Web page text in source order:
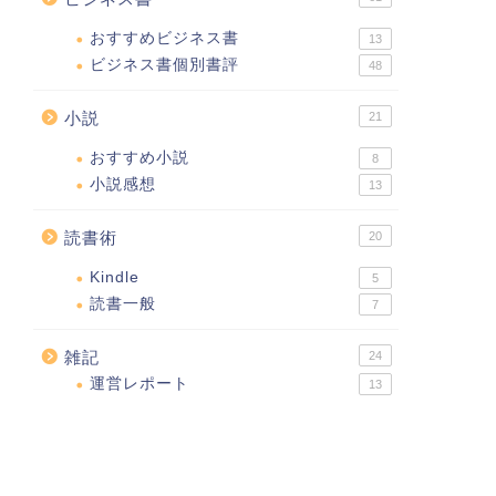
おすすめビジネス書 13
ビジネス書個別書評 48
小説 21
おすすめ小説 8
小説感想 13
読書術 20
Kindle 5
読書一般 7
雑記 24
運営レポート 13